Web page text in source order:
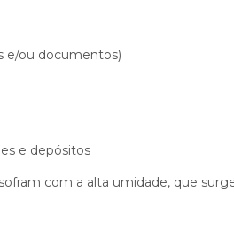
e/ou documentos)
e depósitos
com a alta umidade, que